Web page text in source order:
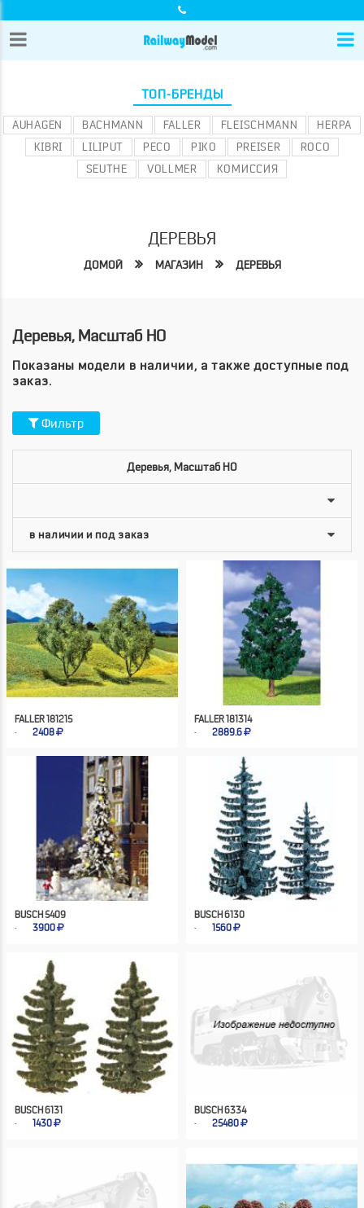
ТОП-БРЕНДЫ
AUHAGEN BACHMANN FALLER FLEISCHMANN
HERPA
KIBRI
LILIPUT PECO PIKO PREISER
ROCO
SEUTHE
VOLLMER КОМИССИЯ
ДЕРЕВЬЯ
ДОМОЙ МАГАЗИН ДЕРЕВЬЯ
Деревья, Масштаб HO
Показаны модели в наличии, а также доступные под
заказ.
Фильтр
Деревья, Масштаб HO
FALLER 181215
2408
FALLER 181314
2889.6
BUSCH 5409
3900
BUSCH 6130
1560
BUSCH 6131
1430
BUSCH 6334
25480